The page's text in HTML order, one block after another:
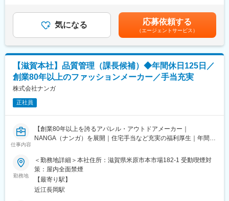
■教育体制
OJTや人材育成研修、キャリアアップ支援制度あり。実務を通じ
■就業環境
完全週休2日制／年間休日実質125日／残業は月20時間程度／産育
休制度や健康診断等も整備しています。
■想定されるキャリアパス
2年の契約社員期間後、双方合意で正社員登用あり。ブランドの素
材開発責任者や、MD・商品企画等へのキャリアアップも可能で
す。
ション誌にも掲載される注目ブランドで、ECとリアル店舗を融合
した新しいアパレルビジネスを展開しています。
変更の範囲：会社の定める業務
・サンプル生産の工程管理（進捗や品質の把握）
・B品率や生産効率など主要指標のデータ算出、傾向管理
・数値を元にした課題策定
・生産過程の改善（時間がかかっている作業やムラがある作業の
確認、改善提案など）
・人員配置調整
・スタッフ育成
・本社の生産チームとの連携
ブランドにとって重要な役割を果たす自社工場の運営と、本社と
の連携による当社の生産体制強化がミッションです。
■組織構成（計60名ほど）：
課長補佐1名、現場リーダー数名、その他スタッフ
■ポジションの魅力：
工場管理や縫製／生産管理の幅広い知識を活かしてご活躍いただ
る）賃金はあくまでも目安の金額であり、選考を通じて上下する
可能性があります。月給(月額)は固定手当を含めた表記です。
気になる 応募依頼する
（エージェントサービス）
【滋賀本社】品質管理（課長候補）◆年間休日125日／
創業80年以上のファッションメーカー／手当充実
株式会社ナンガ
正社員
仕事内容
【創業80年以上を誇るアパレル・アウトドアメーカー｜
NANGA（ナンガ）を展開｜住宅手当など充実の福利厚生｜年間休
■募集概要：
国内有数のダウンメーカーとして高品質なアウトドア製品を手掛
ける当社の滋賀本社にて、品質管理課の中核となる課長候補を募
集します。
勤務地
＜勤務地詳細＞本社住所：滋賀県米原市本市場182-1 受動喫煙対
策：屋内全面禁煙
【最寄り駅】
近江長岡駅